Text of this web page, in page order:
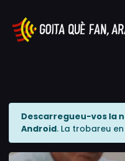
Descarregueu-vos la
Android. La trobareu en